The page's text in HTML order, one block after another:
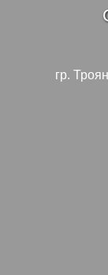
гр.